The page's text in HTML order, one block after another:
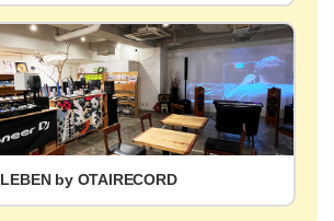
LEBEN by OTAIRECORD